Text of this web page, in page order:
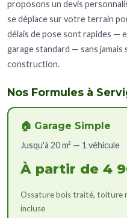
proposons un devis
se déplace sur votre terrain
délais de pose sont rapides —
garage standard — sans jamais
construction.
Nos Formules à
🏠 Garage Simple
Jusqu'à 20 m² — 1 véhicule
À partir de 4
Ossature bois traité, toiture
incluse